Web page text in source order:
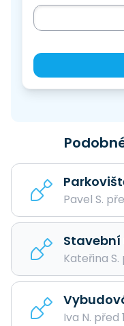
Pavel S.
Kateřina S.
Iva N. před